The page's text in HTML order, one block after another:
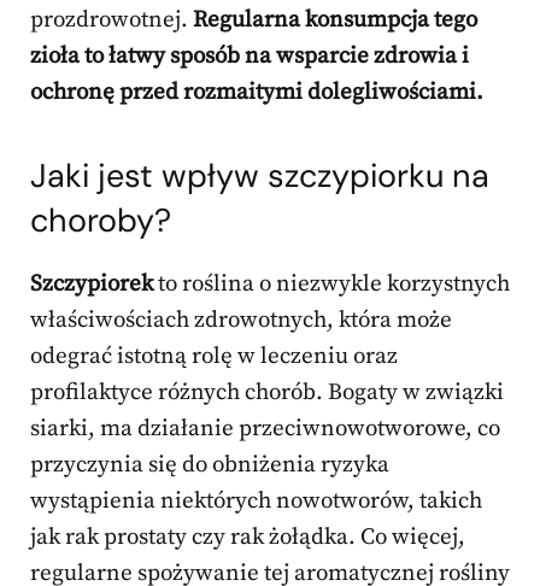
prozdrowotnej. Regularna konsumpcja tego
zioła to łatwy sposób na wsparcie zdrowia i
ochronę przed rozmaitymi dolegliwościami.
Jaki jest wpływ szczypiorku na
choroby?
Szczypiorekto roślina o niezwykle korzystnych
właściwościach zdrowotnych, która może
odegrać istotną rolę w leczeniu oraz
profilaktyce różnych chorób. Bogaty w związki
siarki, ma działanie przeciwnowotworowe, co
przyczynia się do obniżenia ryzyka
wystąpienia niektórych nowotworów, takich
jak rak prostaty czy rak żołądka. Co więcej,
regularne spożywanie tej aromatycznej rośliny